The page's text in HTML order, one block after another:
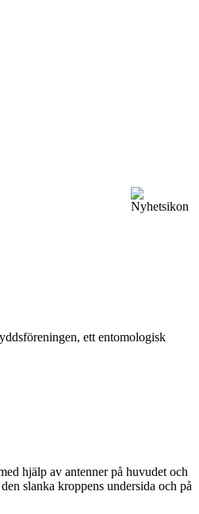
ett entomologisk
hjälp av antenner på huvudet och
slanka kroppens undersida och på